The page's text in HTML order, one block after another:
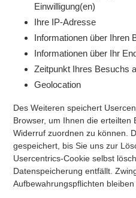
Einwilligung(en)
Ihre IP-Adresse
Informationen über Ihren
Informationen über Ihr
Zeitpunkt Ihres Besuchs
Geolocation
Des Weiteren speichert
Browser, um Ihnen die erteilten
Widerruf zuordnen zu können.
gespeichert, bis Sie uns zur
Usercentrics-Cookie selbst
Datenspeicherung entfällt.
Aufbewahrungspflichten